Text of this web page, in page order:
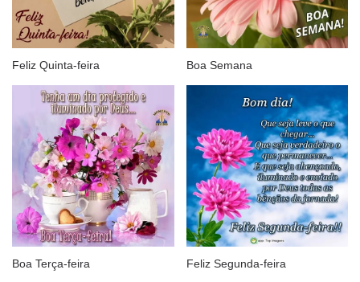
Feliz Quinta-feira Boa Semana
Boa Terça-feira Feliz Segunda-feira